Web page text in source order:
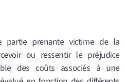
partie prenante victime de la
ou ressentir le préjudice
des coûts associés à une